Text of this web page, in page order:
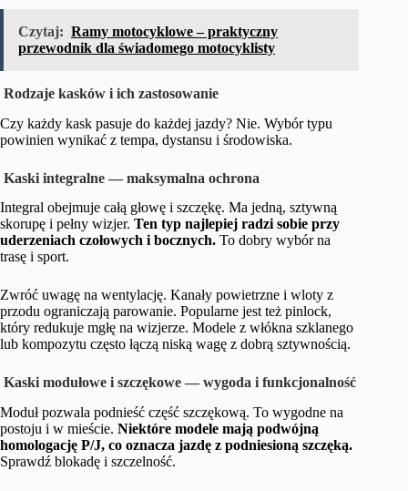
Czytaj: Ramy motocyklowe – praktyczny
przewodnik dla świadomego motocyklisty
Rodzaje kasków i ich zastosowanie
Czy każdy kask pasuje do każdej jazdy? Nie. Wybór typu
powinien wynikać z tempa, dystansu i środowiska.
Kaski integralne — maksymalna ochrona
Integral obejmuje całą głowę i szczękę. Ma jedną, sztywną
skorupę i pełny wizjer. Ten typ najlepiej radzi sobie przy
uderzeniach czołowych i bocznych. To dobry wybór na
trasę i sport.
Zwróć uwagę na wentylację. Kanały powietrzne i wloty z
przodu ograniczają parowanie. Popularne jest też pinlock,
który redukuje mgłę na wizjerze. Modele z włókna szklanego
lub kompozytu często łączą niską wagę z dobrą sztywnością.
Kaski modułowe i szczękowe — wygoda i funkcjonalność
Moduł pozwala podnieść część szczękową. To wygodne na
postoju i w mieście. Niektóre modele mają podwójną
homologację P/J, co oznacza jazdę z podniesioną szczęką.
Sprawdź blokadę i szczelność.